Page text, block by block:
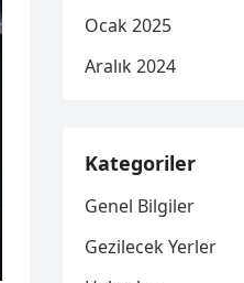
Ocak 2025
Aralık 2024
Kategoriler
Genel Bilgiler
Gezilecek Yerler